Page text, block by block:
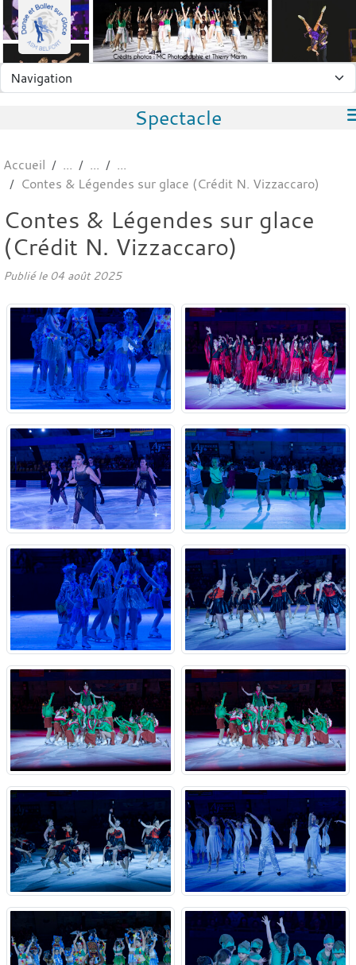
Spectacle
Accueil
Contes & Légendes sur glace (Crédit N. Vizzaccaro)
Contes & Légendes sur glace
(Crédit N. Vizzaccaro)
Publié le 04 août 2025
Panneau de gestion des cookies